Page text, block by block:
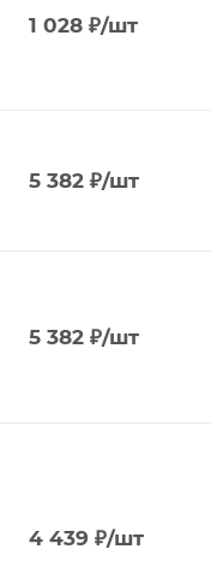
1 028₽/шт
5 382₽/шт
5 382₽/шт
4 439 ₽/шт